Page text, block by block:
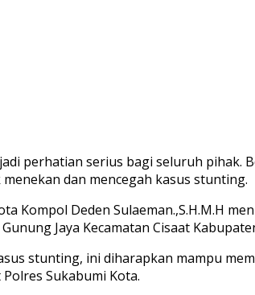
perhatian serius bagi seluruh pihak.
dan mencegah kasus stunting.
Kompol Deden Sulaeman.,S.H.M.H
Jaya Kecamatan Cisaat
stunting, ini diharapkan mampu
Sukabumi Kota.